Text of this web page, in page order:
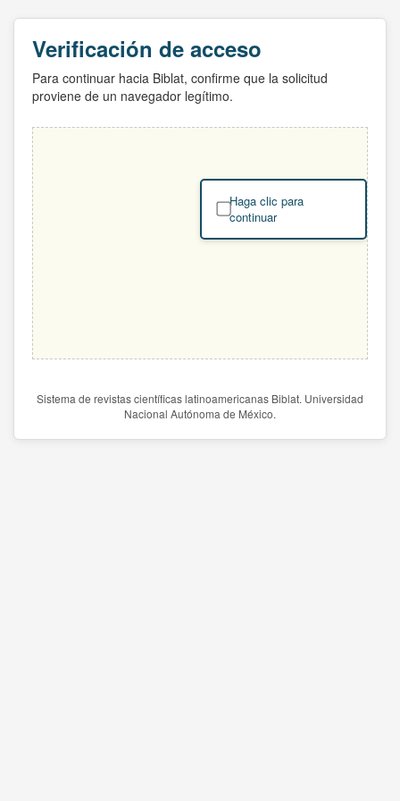
Verificación de acceso
Para continuar hacia Biblat, confirme que la solicitud
proviene de un navegador legítimo.
Haga clic para
continuar
Sistema de revistas científicas latinoamericanas Biblat. Universidad
Nacional Autónoma de México.